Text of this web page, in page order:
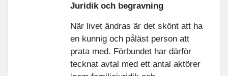
Juridik och begravning
När livet ändras är det skönt att ha
en kunnig och påläst person att
prata med. Förbundet har därför
tecknat avtal med ett antal aktörer